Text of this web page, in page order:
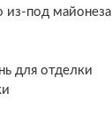
из-под майонеза
для отделки